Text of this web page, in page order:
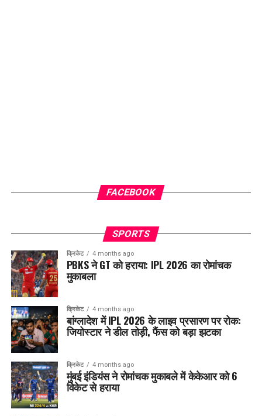
FACEBOOK
SPORTS
क्रिकेट 4 months ago
PBKS ने GT को हराया: IPL 2026 का रोमांचक
मुकाबला
क्रिकेट 4 months ago
बांग्लादेश में IPL 2026 के लाइव प्रसारण पर रोक:
जियोस्टार ने डील तोड़ी, फैंस को बड़ा झटका
क्रिकेट 4 months ago
मुंबई इंडियंस ने रोमांचक मुकाबले में केकेआर को 6
विकेट से हराया